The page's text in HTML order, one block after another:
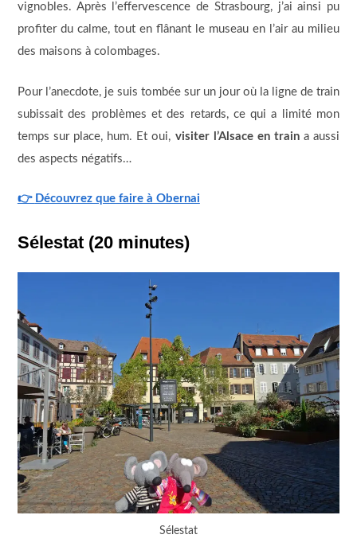
vignobles. Après l’effervescence de Strasbourg, j’ai ainsi pu
profiter du calme, tout en flânant le museau en l’air au milieu
des maisons à colombages.
Pour l’anecdote, je suis tombée sur un jour où la ligne de train
subissait des problèmes et des retards, ce qui a limité mon
temps sur place, hum. Et oui, visiter l’Alsace en traina aussi
des aspects négatifs…
👉 Découvrez que faire à Obernai
Sélestat (20 minutes)
Sélestat